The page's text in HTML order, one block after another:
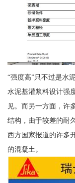
“强度高”只不过是水
水泥基灌浆料设计强
见。而另一方面，许
结构，由于较差的耐
西方国家报道的许多
的混凝土。